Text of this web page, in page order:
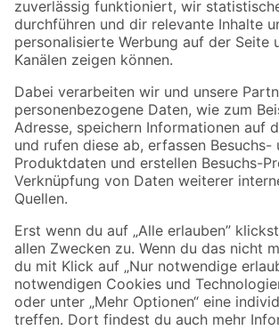
Zur Newsletter Anmeldung
Folge uns
Zahlungsarten Versandarten
Sicher einkaufen
Jetzt die toom-App herunterladen